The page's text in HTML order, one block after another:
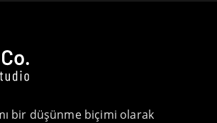
bir düşünme biçimi olarak